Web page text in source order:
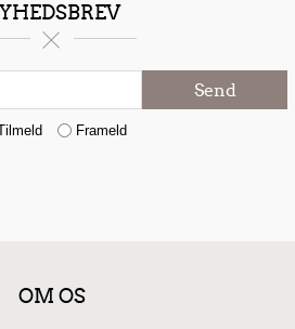
Send
Frameld
OM OS